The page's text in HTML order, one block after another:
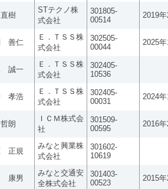
樹
STテクノ株
式会社
301805-
00514
2019
善仁
Ｅ．ＴＳＳ株
式会社
302505-
00044
2025
誠一
Ｅ．ＴＳＳ株
式会社
302405-
10536
孝浩
Ｅ．ＴＳＳ株
式会社
302405-
00031
2024
朗
ＩＣＭ株式会
社
301509-
00595
2016
正規
みなと興業株
式会社
301602-
10619
康男
みなと交通安
全株式会社
301403-
00523
2015